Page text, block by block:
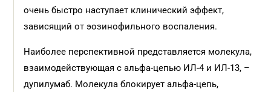
очень быстро наступает клинический эффект,
зависящий от эозинофильного воспаления.
Наиболее перспективной представляется молекула,
взаимодействующая с альфа-цепью ИЛ-4 и ИЛ-13, –
дупилумаб. Молекула блокирует альфа-цепь,